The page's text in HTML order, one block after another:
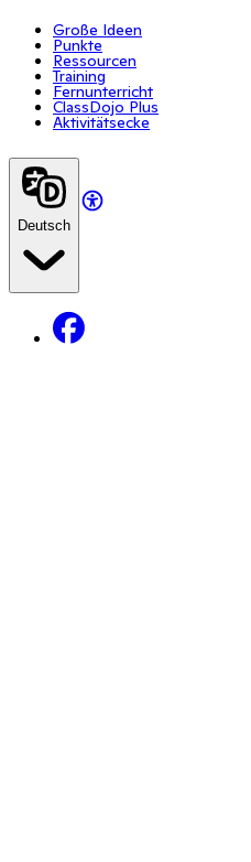
Große Ideen
Punkte
Ressourcen
Training
Fernunterricht
ClassDojo Plus
Aktivitätsecke
Deutsch
Facebook